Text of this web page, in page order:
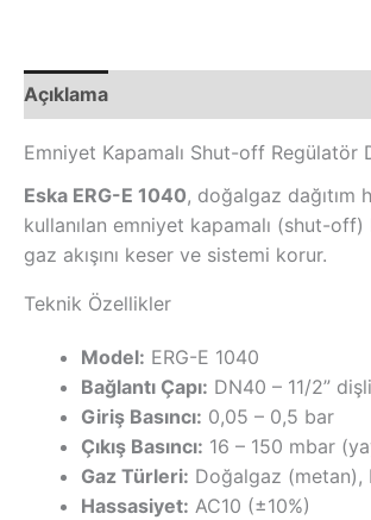
Açıklama
Emniyet Kapamalı Shut-off Regülatör
Eska ERG-E 1040, doğalgaz dağıtım
kullanılan emniyet kapamalı (shut-
gaz akışını keser ve sistemi korur.
Teknik Özellikler
Model: ERG-E 1040
Bağlantı Çapı: DN40 – 11/2”
Giriş Basıncı: 0,05 – 0,5 bar
Çıkış Basıncı: 16 – 150 mbar
Gaz Türleri: Doğalgaz (metan),
Hassasiyet: AC10 (±10%)